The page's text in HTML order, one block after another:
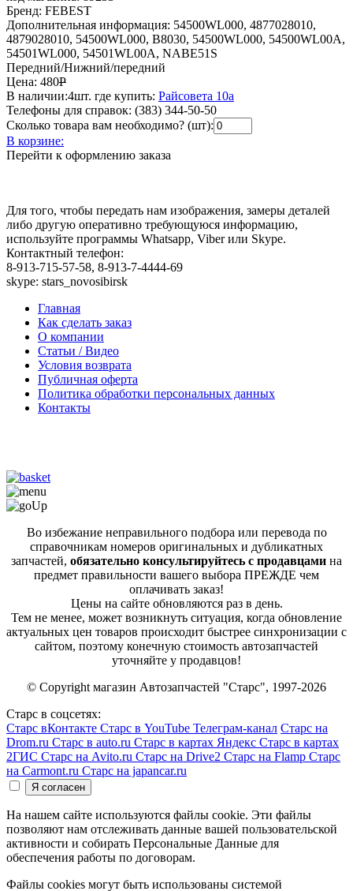
Бренд: FEBEST
Дополнительная информация: 54500WL000, 4877028010,
4879028010, 54500WL000, B8030, 54500WL000, 54500WL00A,
54501WL000, 54501WL00A, NABE51S
Передний/Нижний/передний
Цена: 480Р
В наличии:4шт. где купить: Райсовета 10а
Телефоны для справок: (383) 344-50-50
Сколько товара вам необходимо? (шт):
В корзине:
Перейти к оформлению заказа
Для того, чтобы передать нам изображения, замеры деталей
либо другую оперативно требующуюся информацию,
используйте программы Whatsapp, Viber или Skype.
Контактный телефон:
8-913-715-57-58, 8-913-7-4444-69
skype: stars_novosibirsk
Главная
Как сделать заказ
О компании
Статьи / Видео
Условия возврата
Публичная оферта
Политика обработки персональных данных
Контакты
Во избежание неправильного подбора или перевода по
справочникам номеров оригинальных и дубликатных
запчастей, обязательно консультируйтесь с продавцами на
предмет правильности вашего выбора ПРЕЖДЕ чем
оплачивать заказ!
Цены на сайте обновляются раз в день.
Тем не менее, может возникнуть ситуация, когда обновление
актуальных цен товаров происходит быстрее синхронизации с
сайтом, поэтому конечную стоимость автозапчастей
уточняйте у продавцов!
© Copyright магазин Автозапчастей "Старс", 1997-2026
Старс в соцсетях:
Старс вКонтакте Старс в YouTube Телеграм-канал Старс на
Drom.ru Старс в auto.ru Старс в картах Яндекс Старс в картах
2ГИС Старс на Avito.ru Старс на Drive2 Старс на Flamp Старс
на Carmont.ru Старс на japancar.ru
На нашем сайте используются файлы cookie. Эти файлы
позволяют нам отслеживать данные вашей пользовательской
активности и собирать Персональные Данные для
обеспечения работы по договорам.
Файлы cookies могут быть использованы системой